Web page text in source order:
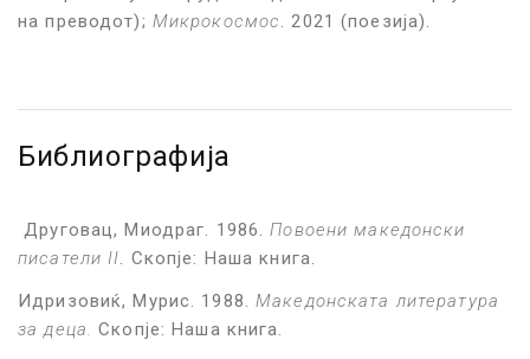
на преводот); Микрокосмос . 2021 (поезија).
Библиографија
Друговац, Миодраг. 1986. Повоени македонски
писатели II . Скопје: Наша книга.
Идризовиќ, Мурис. 1988. Македонската литература
за деца.
Скопје: Наша книга.